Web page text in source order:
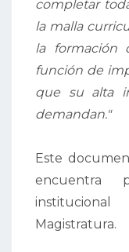
completar
la malla
la formación
función de
que su alta
demandan."
Este
encuentra
Magistratura.